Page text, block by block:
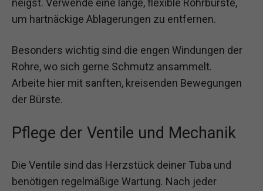
um hartnäckige Ablagerungen zu entfernen.
Besonders wichtig sind die engen Windungen der
Rohre, wo sich gerne Schmutz ansammelt.
Arbeite hier mit sanften, kreisenden Bewegungen
der Bürste.
Pflege der Ventile und Mechanik
Die Ventile sind das Herzstück deiner Tuba und
benötigen regelmäßige Wartung. Nach jeder